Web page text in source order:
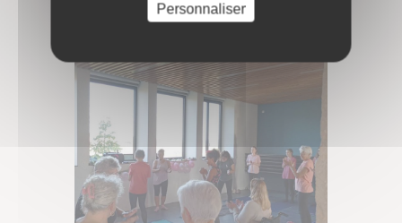
Personnaliser